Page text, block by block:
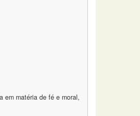
em matéria de fé e moral,